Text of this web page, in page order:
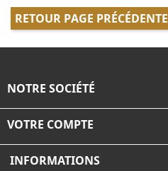
RETOUR PAGE PRÉCÉDENTE
NOTRE SOCIÉTÉ
VOTRE COMPTE
INFORMATIONS